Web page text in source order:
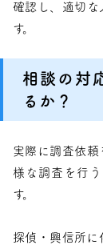
確認し、適切な
す。
相談の対
るか？
実際に調査依頼
様な調査を行
す。
探偵・興信所に